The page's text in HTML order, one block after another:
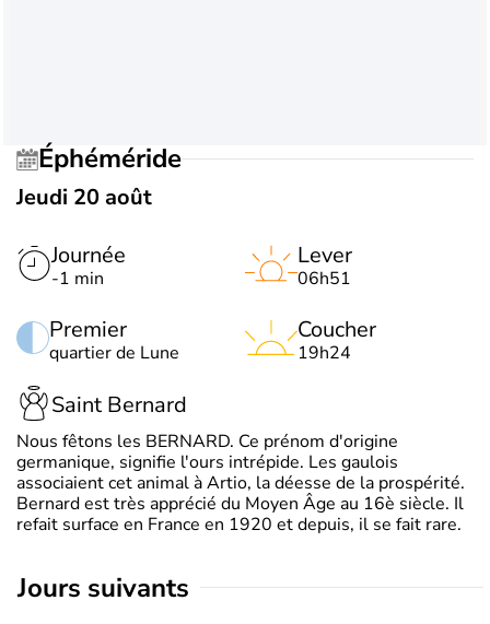
Éphéméride
Jeudi 20 août
Journée
-1 min
Premier
quartier de Lune
Lever
06h51
Coucher
19h24
Saint Bernard
Nous fêtons les BERNARD. Ce prénom d'origine
germanique, signifie l'ours intrépide. Les gaulois
associaient cet animal à Artio, la déesse de la prospérité.
Bernard est très apprécié du Moyen Âge au 16è siècle. Il
refait surface en France en 1920 et depuis, il se fait rare.
jours suivants